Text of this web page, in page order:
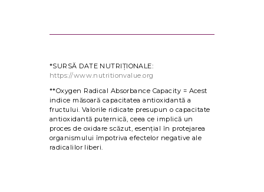
*SURSĂ DATE NUTRIȚIONALE:
https://www.nutritionvalue.org
**Oxygen Radical Absorbance Capacity = Acest
indice măsoară capacitatea antioxidantă a
fructului. Valorile ridicate presupun o capacitate
antioxidantă puternică, ceea ce implică un
proces de oxidare scăzut, esențial în protejarea
organismului împotriva efectelor negative ale
radicalilor liberi.